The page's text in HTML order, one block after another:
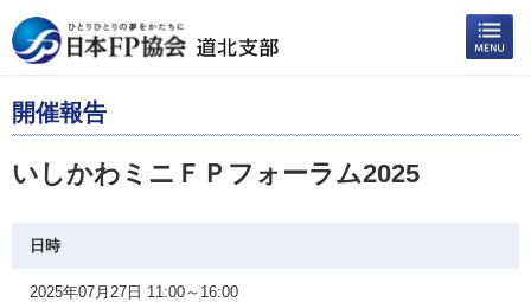
開催報告
いしかわミニＦＰフォーラム2025
日時
2025年07月27日 11:00～16:00